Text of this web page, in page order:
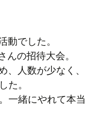
動でした。
んの招待大会。
、人数が少なく、
た。
一緒にやれて本当